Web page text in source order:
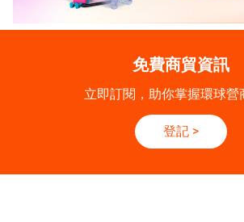
免費商貿資訊
立即訂閱，助你掌握環球營
登記 >